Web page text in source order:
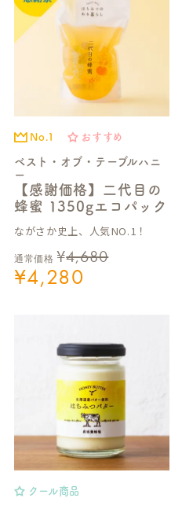
No.1 おすすめ
ベスト・オブ・テーブルハニ
ー
【感謝価格】二代目の
蜂蜜 1350gエコパック
ながさか史上、人気NO.1！
通常価格 ¥4,680
¥4,280
クール商品